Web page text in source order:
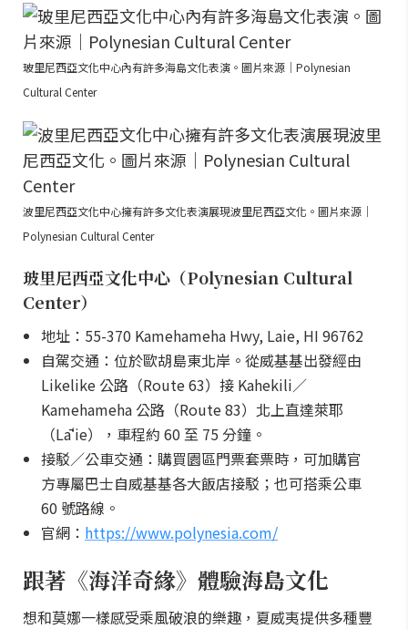
玻里尼西亞文化中心內有許多海島文化表演。圖片來源｜Polynesian
Cultural Center
波里尼西亞文化中心擁有許多文化表演展現波里尼西亞文化。圖片來源｜
Polynesian Cultural Center
玻里尼西亞文化中心（Polynesian Cultural
Center）
地址：55-370 Kamehameha Hwy, Laie, HI 96762
自駕交通：位於歐胡島東北岸。從威基基出發經由
Likelike 公路（Route 63）接 Kahekili／
Kamehameha 公路（Route 83）北上直達萊耶
（Lāʻie），車程約 60 至 75 分鐘。
接駁／公車交通：購買園區門票套票時，可加購官
方專屬巴士自威基基各大飯店接駁；也可搭乘公車
60 號路線。
官網： https://www.polynesia.com/
跟著《海洋奇緣》體驗海島文化
想和莫娜一樣感受乘風破浪的樂趣，夏威夷提供多種豐